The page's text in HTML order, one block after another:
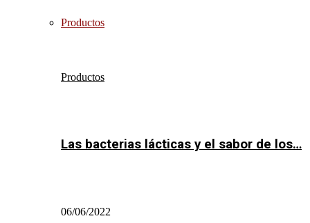
Productos
Productos
Las bacterias lácticas y el sabor de los…
06/06/2022